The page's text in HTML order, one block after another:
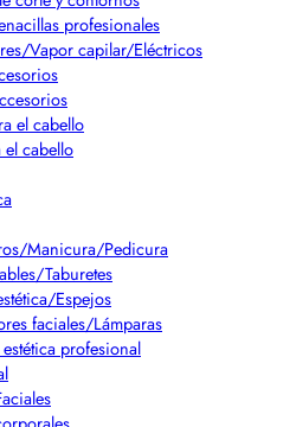
profesionales
Vapor capilar/Eléctricos
el cabello
el cabello
Manicura/Pedicura
Taburetes
Espejos
faciales/Lámparas
profesional